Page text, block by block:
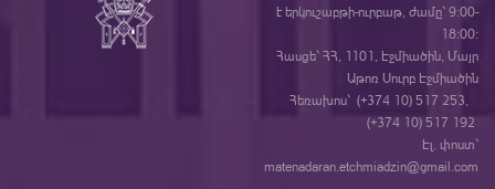
է երկուշաբթի-ուրբաթ, ժամը` 9:00-
18:00:
Հասցե` ՀՀ, 1101, Էջմիածին, Մայր
Աթոռ Սուրբ Էջմիածին
Հեռախոս` (+374 10) 517 253,
(+374 10) 517 192
Էլ. փոստ`
matenadaran.etchmiadzin@gmail.com